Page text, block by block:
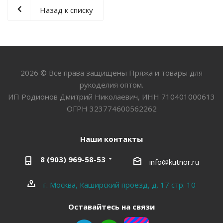
Назад к списку
2026 © Все права защищены Пряжа и товары для
рукоделия оптом.
ИП Родионов Дмитрий Николаевич, ИНН 710401000613
ОГРН 323774600562262
Наши контакты
8 (903) 969-58-53 info@kutnor.ru
г. Москва, Каширский проезд, д. 17 стр. 10
Оставайтесь на связи